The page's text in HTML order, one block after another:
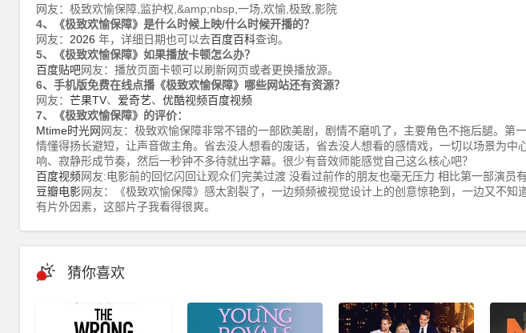
网友：极致欢愉保障,监护权,&amp;nbsp,一场,欢愉,极致,影院
4、《极致欢愉保障》是什么时候上映/什么时候开播的？
网友： 2026 年，详细日期也可以去百度百科查询。
5、《极致欢愉保障》如果播放卡顿怎么办？
百度贴吧网友：播放页面卡顿可以刷新网页或者更换播放源。
6、手机版免费在线点播《极致欢愉保障》哪些网站还有资源？
网友： 芒果TV、 爱奇艺、 优酷视频百度视频
7、《极致欢愉保障》的评价：
Mtime时光网 网友：极致欢愉保障非常不错的一部欧美剧，剧情不磨叽了，主要角色不拖后腿。第
情懂得扬长避短，让声音做主角。省去没人想看的废话，省去没人想看的感情戏，一切以场景为
响、寂静形成节奏，然后一秒钟不多待就出字幕。很少有音效师能感觉自己这么核心吧？
百度视频网友:电影前的回忆闪回让观众们完美过渡 没看过前作的朋友也毫无压力 相比第一部演员
豆瓣电影网友：《极致欢愉保障》感太割裂了，一边频频被视觉设计上的创意惊艳到，一边又不
有片外因素，这部片子我看得很爽。
猜你喜欢